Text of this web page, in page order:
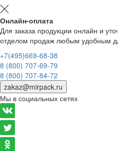
Онлайн-оплата
Для заказа продукции онлайн и
отделом продаж любым удобным
+7(495)669-68-38
8 (800) 707-69-79
8 (800) 707-84-72
zakaz@mirpack.ru
Мы в социальных сетях